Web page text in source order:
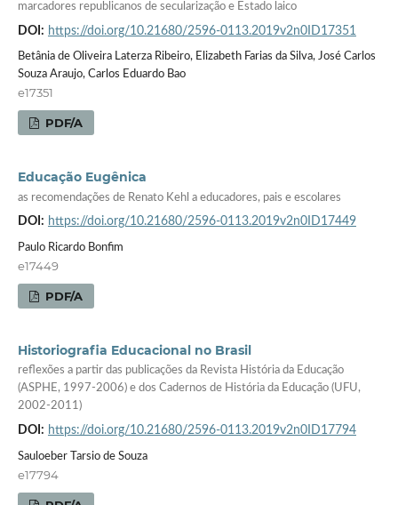
marcadores republicanos de secularização e Estado laico
DOI: https://doi.org/10.21680/2596-0113.2019v2n0ID17351
Betânia de Oliveira Laterza Ribeiro, Elizabeth Farias da Silva, José Carlos
Souza Araujo, Carlos Eduardo Bao
e17351
PDF/A
Educação Eugênica
as recomendações de Renato Kehl a educadores, pais e escolares
DOI: https://doi.org/10.21680/2596-0113.2019v2n0ID17449
Paulo Ricardo Bonfim
e17449
PDF/A
Historiografia Educacional no Brasil
reflexões a partir das publicações da Revista História da Educação
(ASPHE, 1997-2006) e dos Cadernos de História da Educação (UFU,
2002-2011)
DOI: https://doi.org/10.21680/2596-0113.2019v2n0ID17794
Sauloeber Tarsio de Souza
e17794